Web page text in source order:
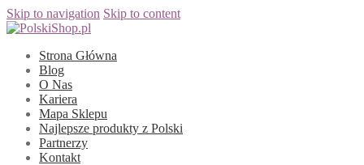
Skip to navigation Skip to content
Strona Główna
Blog
O Nas
Kariera
Mapa Sklepu
Najlepsze produkty z Polski
Partnerzy
Kontakt